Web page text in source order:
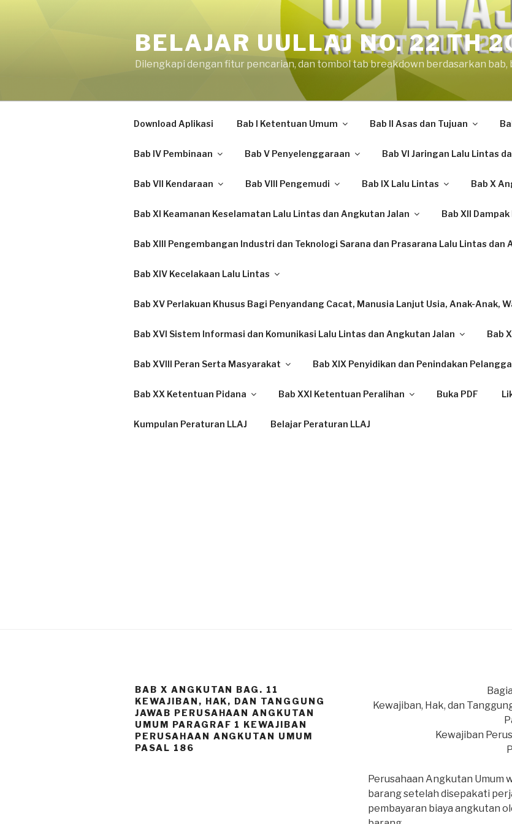
BELAJAR UULLAJ NO. 22 TH
Dilengkapi dengan fitur pencarian, dan tombol tab breakdown berdasarkan bab,
Download Aplikasi Bab I Ketentuan Umum Bab II Asas dan Tujuan
Bab IV Pembinaan Bab V Penyelenggaraan Bab VI Jaringan Lalu Lintas
Bab VII Kendaraan Bab VIII Pengemudi Bab IX Lalu Lintas Bab X
Bab XI Keamanan Keselamatan Lalu Lintas dan Angkutan Jalan Bab XII
Bab XIII Pengembangan Industri dan Teknologi Sarana dan Prasarana Lalu Lintas dan
Bab XIV Kecelakaan Lalu Lintas
Bab XV Perlakuan Khusus Bagi Penyandang Cacat, Manusia Lanjut Usia, Anak-Anak,
Bab XVI Sistem Informasi dan Komunikasi Lalu Lintas dan Angkutan Jalan Bab
Bab XVIII Peran Serta Masyarakat Bab XIX Penyidikan dan Penindakan
Bab XX Ketentuan Pidana Bab XXI Ketentuan Peralihan Buka PDF
Kumpulan Peraturan LLAJ Belajar Peraturan LLAJ
BAB X ANGKUTAN BAG. 11
KEWAJIBAN, HAK, DAN TANGGUNG
JAWAB PERUSAHAAN ANGKUTAN
UMUM PARAGRAF 1 KEWAJIBAN
PERUSAHAAN ANGKUTAN UMUM
PASAL 186
Kewajiban, Hak, dan
Kewajiban
Perusahaan Angkutan Umum
barang setelah disepakati
pembayaran biaya angkutan